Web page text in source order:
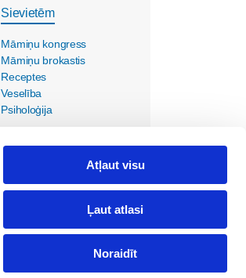
Atļaut visu
Ļaut atlasi
Noraidīt
Sievietēm
Māmiņu kongress
Māmiņu brokastis
Receptes
Veselība
Psiholoģija